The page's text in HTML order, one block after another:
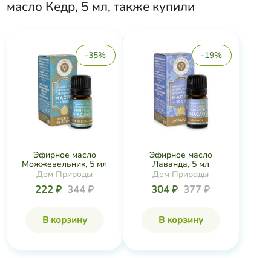
масло Кедр, 5 мл, также купили
-35%
Эфирное масло
Можжевельник, 5 мл
Дом Природы
222 ₽ 344 ₽
В корзину
-19%
Эфирное масло
Лаванда, 5 мл
Дом Природы
304 ₽ 377 ₽
В корзину